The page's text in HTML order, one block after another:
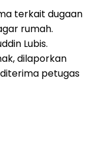
terkait dugaan
rumah.
Lubis.
dilaporkan
petugas